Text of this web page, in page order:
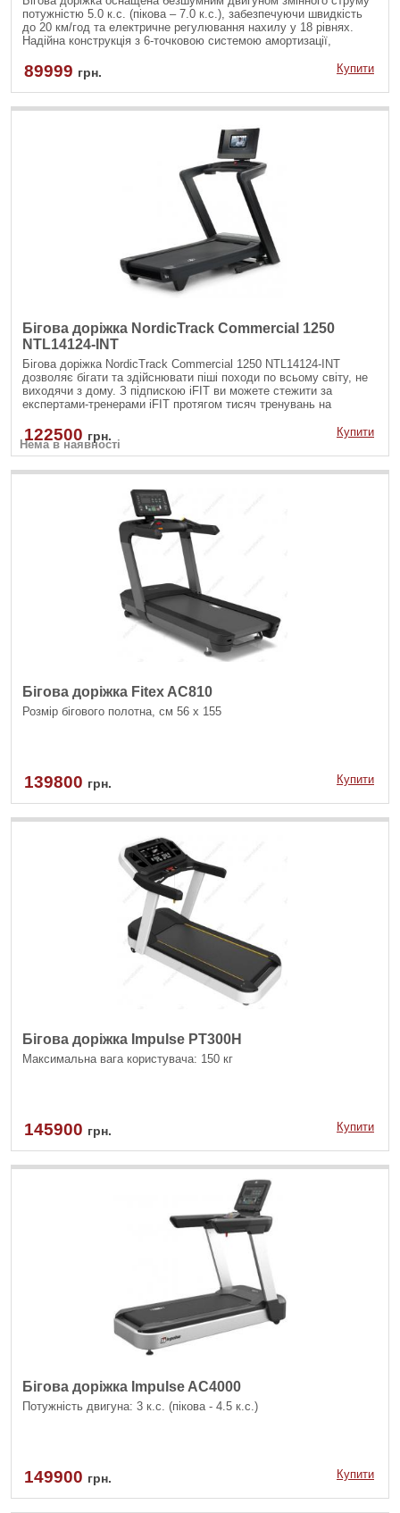
потужністю 5.0 к.с. (пікова – 7.0 к.с.), забезпечуючи швидкість
до 20 км/год та електричне регулювання нахилу у 18 рівнях.
Надійна конструкція з 6-точковою системою амортизації,
вагою користувача 160 кг гарантує комфортні та безпечні
тренування.
89999 грн. Купити
Бігова доріжка NordicTrack Commercial 1250
NTL14124-INT
Бігова доріжка NordicTrack Commercial 1250 NTL14124-INT
дозволяє бігати та здійснювати піші походи по всьому світу, не
виходячи з дому. З підпискою iFIT ви можете стежити за
експертами-тренерами iFIT протягом тисяч тренувань на
семи континентах, на 10
Нема в наявності
122500 грн. Купити
Бігова доріжка Fitex AC810
Розмір бігового полотна, см 56 х 155
139800 грн. Купити
Бігова доріжка Impulse PT300H
Максимальна вага користувача: 150 кг
145900 грн. Купити
Бігова доріжка Impulse AC4000
Потужність двигуна: 3 к.с. (пікова - 4.5 к.с.)
149900 грн. Купити